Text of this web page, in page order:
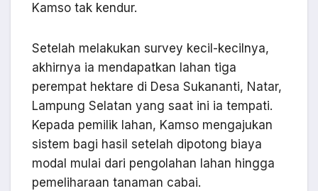
Kamso tak kendur.
Setelah melakukan survey kecil-kecilnya,
akhirnya ia mendapatkan lahan tiga
perempat hektare di Desa Sukananti, Natar,
Lampung Selatan yang saat ini ia tempati.
Kepada pemilik lahan, Kamso mengajukan
sistem bagi hasil setelah dipotong biaya
modal mulai dari pengolahan lahan hingga
pemeliharaan tanaman cabai.